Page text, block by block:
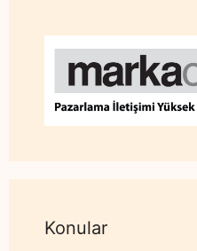
Konular